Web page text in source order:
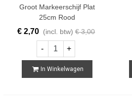
Groot Markeerschijf Plat
25cm Rood
€ 2,70 (incl. btw) € 3,00
- +
In Winkelwagen